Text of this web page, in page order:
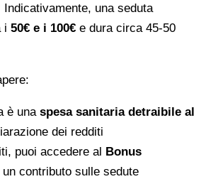
una seduta
i 50€ e i 100€ e dura circa 45-50
è una spesa sanitaria detraibile al
dei redditi
puoi accedere al Bonus
un contributo sulle sedute